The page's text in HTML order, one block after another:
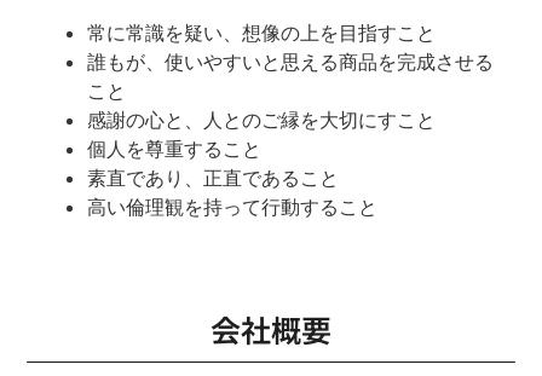
常に常識を疑い、想像の上を目指すこと
誰もが、使いやすいと思える商品を完成させる
こと
感謝の心と、人とのご縁を大切にすこと
個人を尊重すること
素直であり、正直であること
高い倫理観を持って行動すること
会社概要